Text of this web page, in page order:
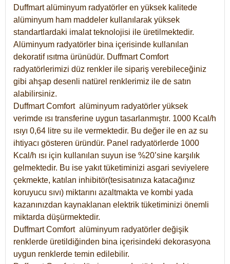
Duffmart alüminyum radyatörler en yüksek kalitede
alüminyum ham maddeler kullanılarak yüksek
standartlardaki imalat teknolojisi ile üretilmektedir.
Alüminyum radyatörler bina içerisinde kullanılan
dekoratif ısıtma ürünüdür. Duffmart Comfort
radyatörlerimizi düz renkler ile sipariş verebileceğiniz
gibi ahşap desenli natürel renklerimiz ile de satın
alabilirsiniz.
Duffmart Comfort alüminyum radyatörler yüksek
verimde ısı transferine uygun tasarlanmıştır. 1000 Kcal/h
ısıyı 0,64 litre su ile vermektedir. Bu değer ile en az su
ihtiyacı gösteren üründür. Panel radyatörlerde 1000
Kcal/h ısı için kullanılan suyun ise %20’sine karşılık
gelmektedir. Bu ise yakıt tüketiminizi asgari seviyelere
çekmekte, katılan inhibitör(tesisatınıza katacağınız
koruyucu sıvı) miktarını azaltmakta ve kombi yada
kazanınızdan kaynaklanan elektrik tüketiminizi önemli
miktarda düşürmektedir.
Duffmart Comfort alüminyum radyatörler değişik
renklerde üretildiğinden bina içerisindeki dekorasyona
uygun renklerde temin edilebilir.